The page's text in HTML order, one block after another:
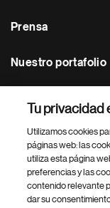
Prensa
Nuestro portafolio
Footer Site Search
Tu privacidad
Utilizamos cookies
páginas web: las
utiliza esta página
preferencias y las
contenido relevante
dar su